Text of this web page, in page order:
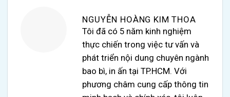
NGUYỄN HOÀNG KIM THOA
Tôi đã có 5 năm kinh nghiệm
thực chiến trong việc tư vấn và
phát triển nội dung chuyên ngành
bao bì, in ấn tại TP.HCM. Với
phương châm cung cấp thông tin